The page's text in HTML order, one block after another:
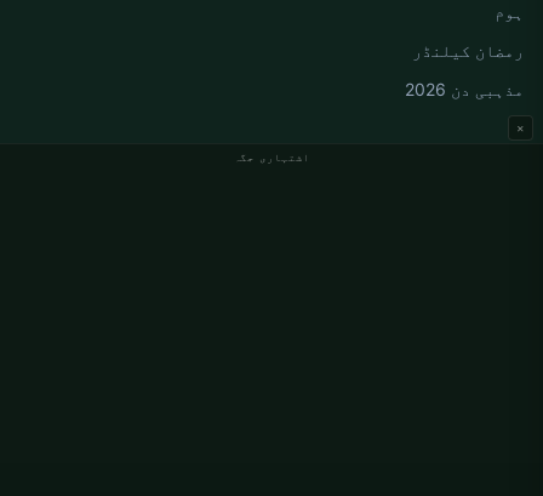
اشتہاری جگہ
×
ہوم
رمضان کیلنڈر
مذہبی دن 2026